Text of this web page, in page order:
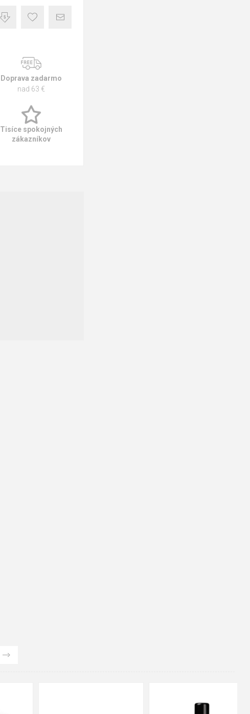
Doprava zadarmo
nad 63 €
Tisíce spokojných
zákazníkov
45